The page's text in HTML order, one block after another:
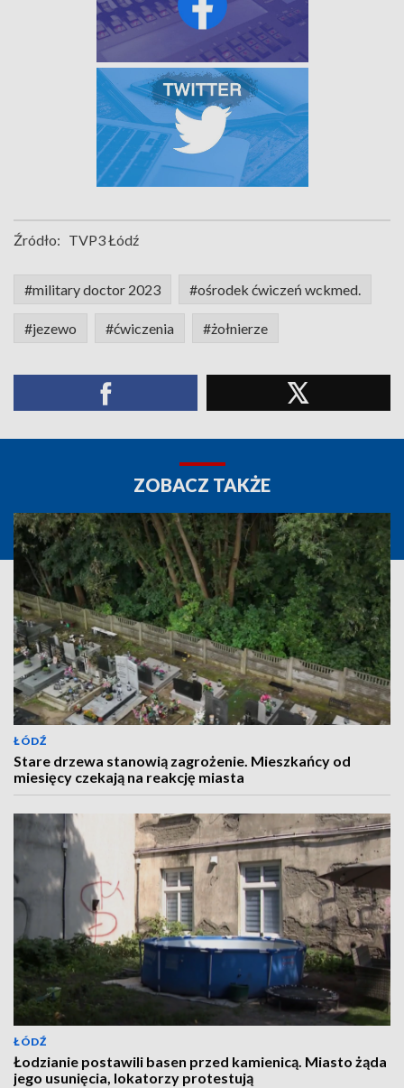
Źródło: TVP3 Łódź
#military doctor 2023 #ośrodek ćwiczeń wckmed.
#jezewo #ćwiczenia #żołnierze
ZOBACZ TAKŻE
ŁÓDŹ
Stare drzewa stanowią zagrożenie. Mieszkańcy od
miesięcy czekają na reakcję miasta
ŁÓDŹ
Łodzianie postawili basen przed kamienicą. Miasto żąda
jego usunięcia, lokatorzy protestują